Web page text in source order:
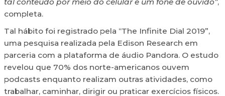
tal conteúdo por meio do celular e um fone de ouvido”,
completa.
Tal hábito foi registrado pela “The Infinite Dial 2019”,
uma pesquisa realizada pela Edison Research em
parceria com a plataforma de áudio Pandora. O estudo
revelou que 70% dos norte-americanos ouvem
podcasts enquanto realizam outras atividades, como
trabalhar, caminhar, dirigir ou praticar exercícios físicos.